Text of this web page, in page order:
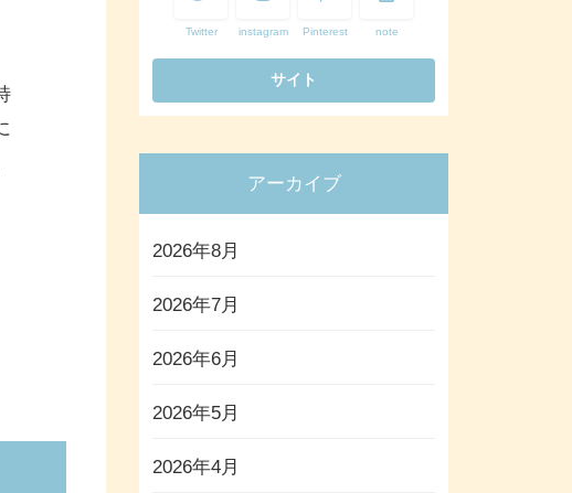
Twitter instagram Pinterest note
アーカイブ
2026年8月
2026年7月
2026年6月
2026年5月
2026年4月